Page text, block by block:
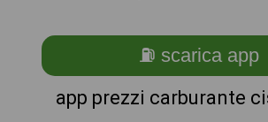
⛽ scarica app
app prezzi carburante